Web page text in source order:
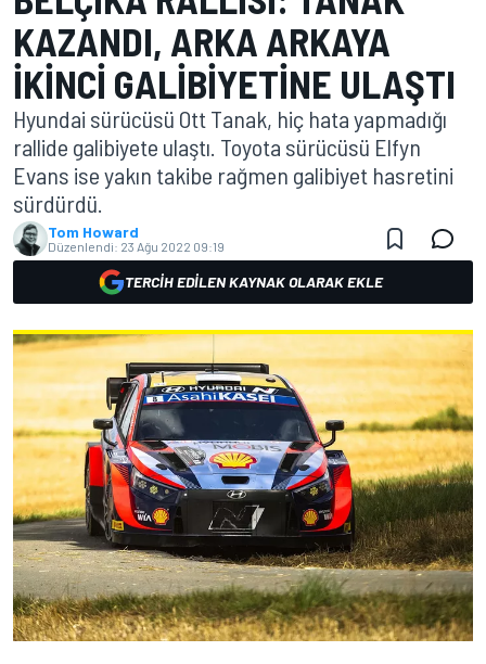
KAZANDI, ARKA ARKAYA
IKINCI GALIBIYETINE ULAŞTI
Hyundai sürücüsü Ott Tanak, hiç hata yapmadığı
rallide galibiyete ulaştı. Toyota sürücüsü Elfyn
Evans ise yakın takibe rağmen galibiyet hasretini
sürdürdü.
Tom Howard
Düzenlendi: 23 Ağu 2022 09:19
TERCIH EDILEN KAYNAK OLARAK EKLE